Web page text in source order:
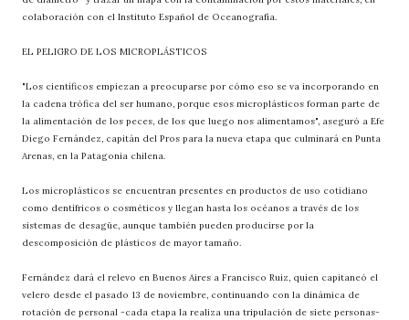
colaboración con el Instituto Español de Oceanografía.
EL PELIGRO DE LOS MICROPLÁSTICOS
"Los científicos empiezan a preocuparse por cómo eso se va incorporando en
la cadena trófica del ser humano, porque esos microplásticos forman parte de
la alimentación de los peces, de los que luego nos alimentamos", aseguró a Efe
Diego Fernández, capitán del Pros para la nueva etapa que culminará en Punta
Arenas, en la Patagonia chilena.
Los microplásticos se encuentran presentes en productos de uso cotidiano
como dentífricos o cosméticos y llegan hasta los océanos a través de los
sistemas de desagüe, aunque también pueden producirse por la
descomposición de plásticos de mayor tamaño.
Fernández dará el relevo en Buenos Aires a Francisco Ruiz, quien capitaneó el
velero desde el pasado 13 de noviembre, continuando con la dinámica de
rotación de personal -cada etapa la realiza una tripulación de siete personas-